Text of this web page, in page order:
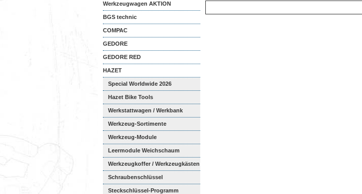
Werkzeugwagen AKTION
BGS technic
COMPAC
GEDORE
GEDORE RED
HAZET
Special Worldwide 2026
Hazet Bike Tools
Werkstattwagen / Werkbank
Werkzeug-Sortimente
Werkzeug-Module
Weichschaumeinl...
Leermodule Weichschaum
Werkzeugkoffer / Werkzeugkästen
Schraubenschlüssel
Steckschlüssel-Programm